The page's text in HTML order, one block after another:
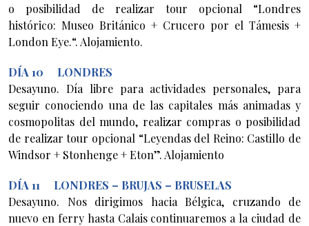
o posibilidad de realizar tour opcional “Londres
histórico: Museo Británico + Crucero por el Támesis +
London Eye.“. Alojamiento.
DÍA 10 LONDRES
Desayuno. Día libre para actividades personales, para
seguir conociendo una de las capitales más animadas y
cosmopolitas del mundo, realizar compras o posibilidad
de realizar tour opcional “Leyendas del Reino: Castillo de
Windsor + Stonhenge + Eton”. Alojamiento
DÍA 11 LONDRES – BRUJAS – BRUSELAS
Desayuno. Nos dirigimos hacia Bélgica, cruzando de
nuevo en ferry hasta Calais continuaremos a la ciudad de